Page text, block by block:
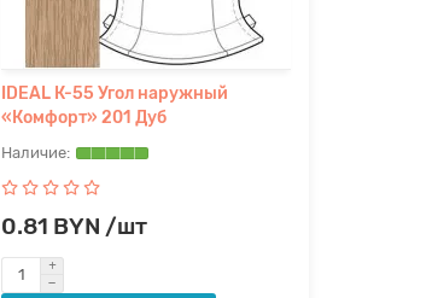
IDEAL К-55 Угол наружный
«Комфорт» 201 Дуб
0.81 BYN /шт